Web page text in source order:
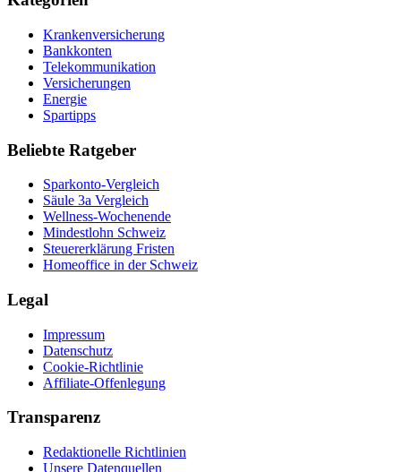
Krankenversicherung
Bankkonten
Telekommunikation
Versicherungen
Energie
Spartipps
Beliebte Ratgeber
Sparkonto-Vergleich
Säule 3a Vergleich
Wellness-Wochenende
Mindestlohn Schweiz
Steuererklärung Fristen
Homeoffice in der Schweiz
Legal
Impressum
Datenschutz
Cookie-Richtlinie
Affiliate-Offenlegung
Transparenz
Redaktionelle Richtlinien
Unsere Datenquellen